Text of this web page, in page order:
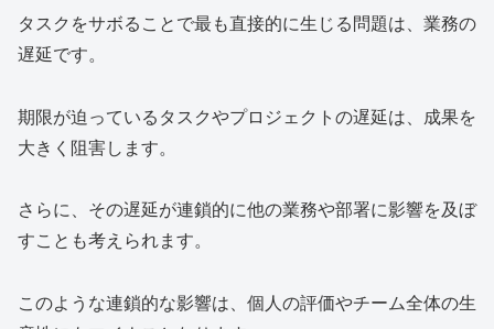
タスクをサボることで最も直接的に生じる問題は、業務の
遅延です。
期限が迫っているタスクやプロジェクトの遅延は、成果を
大きく阻害します。
さらに、その遅延が連鎖的に他の業務や部署に影響を及ぼ
すことも考えられます。
このような連鎖的な影響は、個人の評価やチーム全体の生